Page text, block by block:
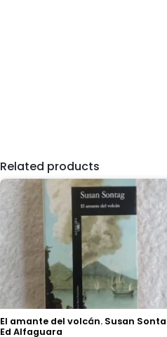
Related products
El amante del volcán. Susan
Ed Alfaguara